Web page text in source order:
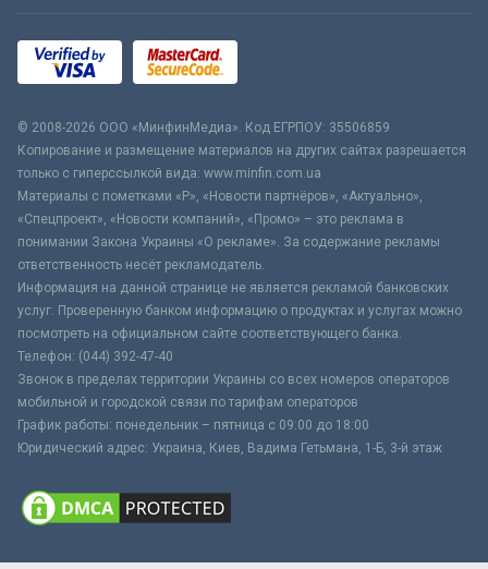
© 2008-2026 ООО «МинфинМедиа». Код ЕГРПОУ: 35506859
Копирование и размещение материалов на других сайтах разрешается
только с гиперссылкой вида: www.minfin.com.ua
Материалы с пометками «Р», «Новости партнёров», «Актуально»,
«Спецпроект», «Новости компаний», «Промо» – это реклама в
понимании Закона Украины «О рекламе». За содержание рекламы
ответственность несёт рекламодатель.
Информация на данной странице не является рекламой банковских
услуг. Проверенную банком информацию о продуктах и услугах можно
посмотреть на официальном сайте соответствующего банка.
Телефон: (044) 392-47-40
Звонок в пределах территории Украины со всех номеров операторов
мобильной и городской связи по тарифам операторов
График работы: понедельник – пятница с 09:00 до 18:00
Юридический адрес: Украина, Киев, Вадима Гетьмана, 1-Б, 3-й этаж